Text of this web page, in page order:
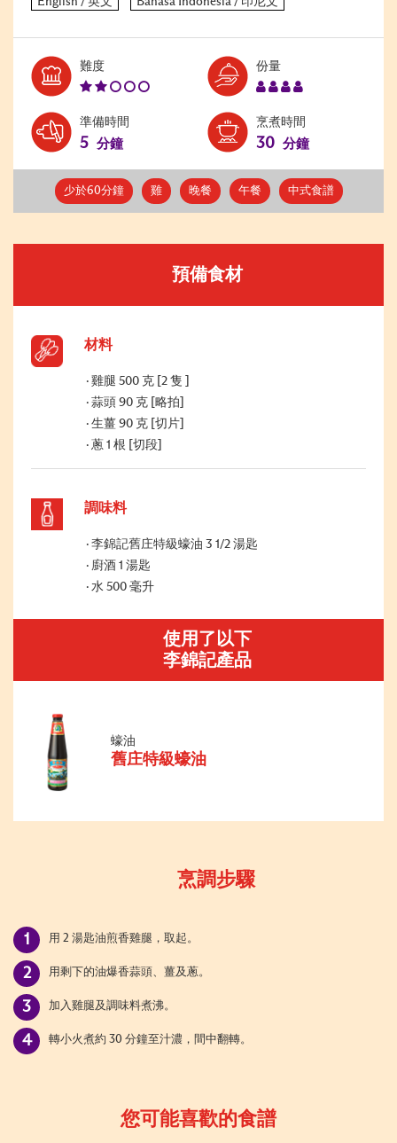
難度Level:
份量Serves:
準備時間
5 分鐘
烹煮時間
30 分鐘
少於60分鐘 雞 晚餐 午餐 中式食譜
預備食材
材料
雞腿 500 克 [2 隻 ]
蒜頭 90 克 [略拍]
生薑 90 克 [切片]
蔥 1 根 [切段]
調味料
李錦記舊庄特級蠔油 3 1/2 湯匙
廚酒 1 湯匙
水 500 毫升
使用了以下
李錦記產品
蠔油
舊庄特級蠔油
烹調步驟
用 2 湯匙油煎香雞腿，取起。
用剩下的油爆香蒜頭、薑及蔥。
加入雞腿及調味料煮沸。
轉小火煮約 30 分鐘至汁濃，間中翻轉。
您可能喜歡的食譜